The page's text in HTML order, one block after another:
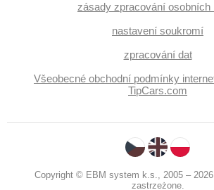
zásady zpracování osobních
nastavení soukromí
zpracování dat
Všeobecné obchodní podmínky
TipCars.com
Copyright © EBM system k.s., 2005 –
zastrzeżone.